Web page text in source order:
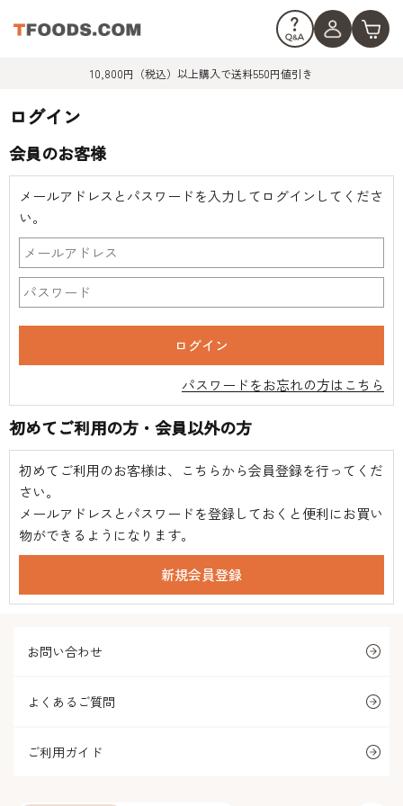
10,800円（税込）以上購入で送料550円値引き
ログイン
会員のお客様
メールアドレスとパスワードを入力してログインしてくださ
い。
パスワードをお忘れの方はこちら
初めてご利用の方・会員以外の方
初めてご利用のお客様は、こちらから会員登録を行ってくだ
さい。
メールアドレスとパスワードを登録しておくと便利にお買い
物ができるようになります。
お問い合わせ
よくあるご質問
ご利用ガイド